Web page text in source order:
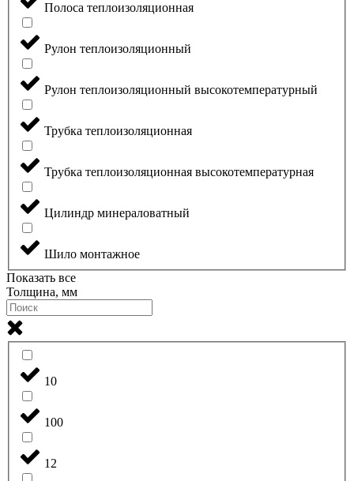
Полоса теплоизоляционная
Рулон теплоизоляционный
Рулон теплоизоляционный высокотемпературный
Трубка теплоизоляционная
Трубка теплоизоляционная высокотемпературная
Цилиндр минераловатный
Шило монтажное
Показать все
Толщина, мм
10
100
12